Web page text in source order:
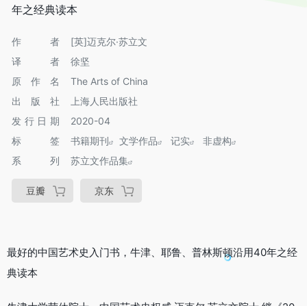
年之经典读本
作者
[英]迈克尔·苏立文
译者
徐坚
原作名
The Arts of China
出版社
上海人民出版社
发行日期
2020-04
标签
书籍期刊 文学作品 记实
非虚构
系列
苏立文作品集
豆瓣 京东
最好的中国艺术史入门书，牛津、耶鲁、普林斯顿沿用40年之经
典读本